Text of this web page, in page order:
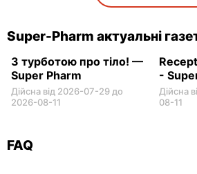
Polskiego 207
Super-Pharm актуальні
З турботою про тіло! —
Super Pharm
Дійсна від 2026-07-29 до
2026-08-11
-
Дійсна
08-11
FAQ